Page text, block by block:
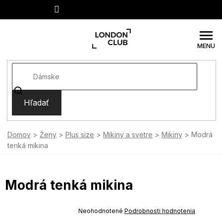
Hľadať
Domov Ženy Plus size Mikiny a svetre Mikiny
Modrá
tenká mikina
Modrá tenká mikina
Priemerné
Neohodnotené Podrobnosti hodnotenia